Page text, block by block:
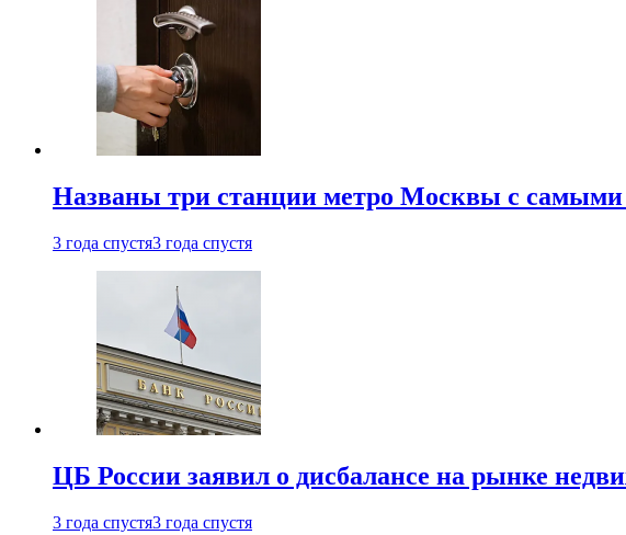
Названы три станции метро Москвы с
3 года спустя3 года спустя
ЦБ России заявил о дисбалансе на рынке
3 года спустя3 года спустя